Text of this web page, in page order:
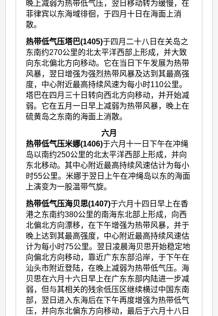
晚上减弱为热带低气压，翌日移动转为缓慢，在
菲律宾以东海域徘徊，于四月十日在海面上消
散。
热带低气压塔巴(1405)于四月二十八日在关岛之
东南约270公里的北太平洋西部上形成，并大致
向东北偏北方向移动。它在当日下午发展为热带
风暴，翌日增强为强烈热带风暴及达到其最高强
度，中心附近最高持续风速为每小时110公里。
塔巴在四月三十日转向西北方向移动，并开始减
弱。它在五月一日早上减弱为热带风暴，晚上在
硫黄岛之东南的海面上消散。
六月
热带低气压米娜(1406)于六月十一日下午在冲绳
岛以南约250公里的北太平洋西部上形成，并向
东北移动。其中心附近最高持续风速估计为每小
时55公里。米娜于翌日上午在冲绳岛以东的海面
上演变为一股温带气旋。
热带低气压海贝思(1407)于六月十四日早上在香
港之东南约380公里的南海东北部上形成，向西
北偏北方向漂移，在下午增强为热带风暴，并于
晚上达到其最高强度，中心附近最高持续风速估
计为每小时75公里。翌日凌晨海贝思开始稳定地
向偏北方向移动，靠近广东东部沿岸，于下午在
汕头市附近登陆，在晚上减弱为热带低气压。海
贝思在六月十六日早上在广东东部内陆进一步减
弱，但与其相关的残余低压区继续横过中国东南
部，翌日进入东海后在下午再度增强为热带低气
压，并向东北偏东方向移动，最后于六月十八日